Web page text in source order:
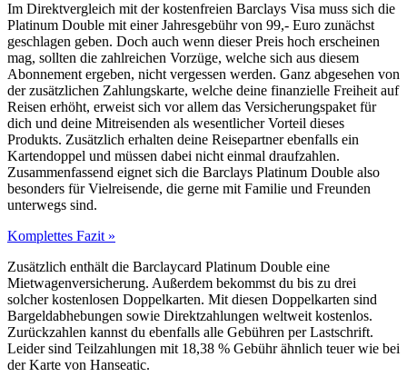
Im Direktvergleich mit der kostenfreien Barclays Visa muss sich die
Platinum Double mit einer Jahresgebühr von 99,- Euro zunächst
geschlagen geben. Doch auch wenn dieser Preis hoch erscheinen
mag, sollten die zahlreichen Vorzüge, welche sich aus diesem
Abonnement ergeben, nicht vergessen werden. Ganz abgesehen von
der zusätzlichen Zahlungskarte, welche deine finanzielle Freiheit auf
Reisen erhöht, erweist sich vor allem das Versicherungspaket für
dich und deine Mitreisenden als wesentlicher Vorteil dieses
Produkts. Zusätzlich erhalten deine Reisepartner ebenfalls ein
Kartendoppel und müssen dabei nicht einmal draufzahlen.
Zusammenfassend eignet sich die Barclays Platinum Double also
besonders für Vielreisende, die gerne mit Familie und Freunden
unterwegs sind.
Komplettes Fazit »
Zusätzlich enthält die Barclaycard Platinum Double eine
Mietwagenversicherung. Außerdem bekommst du bis zu drei
solcher kostenlosen Doppelkarten. Mit diesen Doppelkarten sind
Bargeldabhebungen sowie Direktzahlungen weltweit kostenlos.
Zurückzahlen kannst du ebenfalls alle Gebühren per Lastschrift.
Leider sind Teilzahlungen mit 18,38 % Gebühr ähnlich teuer wie bei
der Karte von Hanseatic.